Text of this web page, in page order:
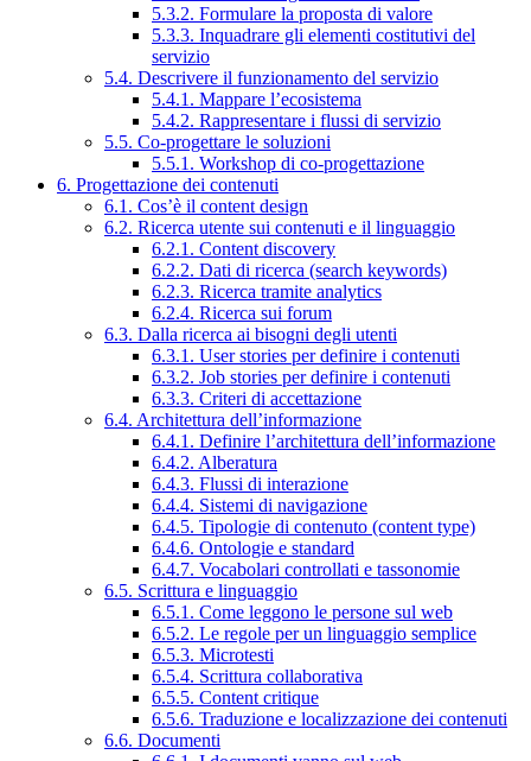
5.3.2. Formulare la proposta di valore
5.3.3. Inquadrare gli elementi costitutivi del
servizio
5.4. Descrivere il funzionamento del servizio
5.4.1. Mappare l’ecosistema
5.4.2. Rappresentare i flussi di servizio
5.5. Co-progettare le soluzioni
5.5.1. Workshop di co-progettazione
6. Progettazione dei contenuti
6.1. Cos’è il content design
6.2. Ricerca utente sui contenuti e il linguaggio
6.2.1. Content discovery
6.2.2. Dati di ricerca (search keywords)
6.2.3. Ricerca tramite analytics
6.2.4. Ricerca sui forum
6.3. Dalla ricerca ai bisogni degli utenti
6.3.1. User stories per definire i contenuti
6.3.2. Job stories per definire i contenuti
6.3.3. Criteri di accettazione
6.4. Architettura dell’informazione
6.4.1. Definire l’architettura dell’informazione
6.4.2. Alberatura
6.4.3. Flussi di interazione
6.4.4. Sistemi di navigazione
6.4.5. Tipologie di contenuto (content type)
6.4.6. Ontologie e standard
6.4.7. Vocabolari controllati e tassonomie
6.5. Scrittura e linguaggio
6.5.1. Come leggono le persone sul web
6.5.2. Le regole per un linguaggio semplice
6.5.3. Microtesti
6.5.4. Scrittura collaborativa
6.5.5. Content critique
6.5.6. Traduzione e localizzazione dei contenuti
6.6. Documenti